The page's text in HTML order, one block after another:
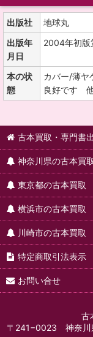
出版社
地球丸
出版年
月日
2004年初版
本の状
態
カバー/薄
良好です
古本買取・専門書
神奈川県の古本買取
東京都の古本買取
横浜市の古本買取
川崎市の古本買取
特定商取引法表示
お問い合せ
古
〒241−0023 神奈川